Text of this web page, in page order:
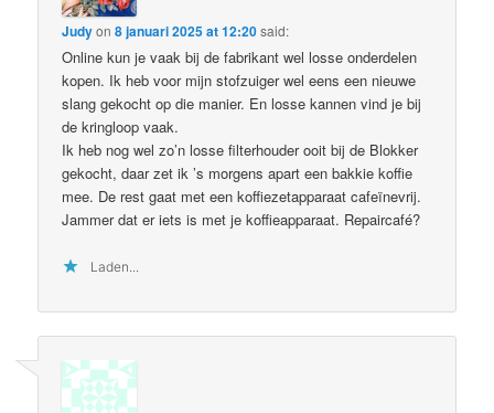
Judyon8 januari 2025 at 12:20said:
Online kun je vaak bij de fabrikant wel losse onderdelen
kopen. Ik heb voor mijn stofzuiger wel eens een nieuwe
slang gekocht op die manier. En losse kannen vind je bij
de kringloop vaak.
Ik heb nog wel zo’n losse filterhouder ooit bij de Blokker
gekocht, daar zet ik ’s morgens apart een bakkie koffie
mee. De rest gaat met een koffiezetapparaat cafeïnevrij.
Jammer dat er iets is met je koffieapparaat. Repaircafé?
Laden...